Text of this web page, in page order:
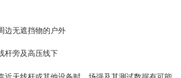
边无遮挡物的户外
杆旁及高压线下
近天线杆或其他设备时，场强及其测试数据有可能